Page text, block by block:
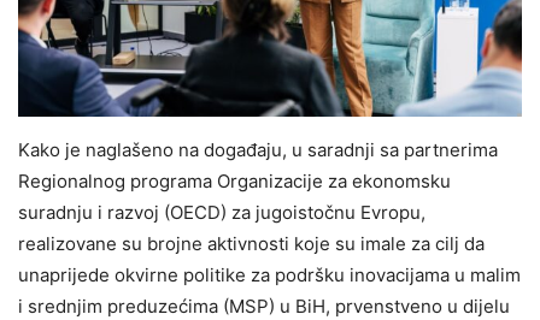
Kako je naglašeno na događaju, u saradnji sa partnerima
Regionalnog programa Organizacije za ekonomsku
suradnju i razvoj (OECD) za jugoistočnu Evropu,
realizovane su brojne aktivnosti koje su imale za cilj da
unaprijede okvirne politike za podršku inovacijama u malim
i srednjim preduzećima (MSP) u BiH, prvenstveno u dijelu